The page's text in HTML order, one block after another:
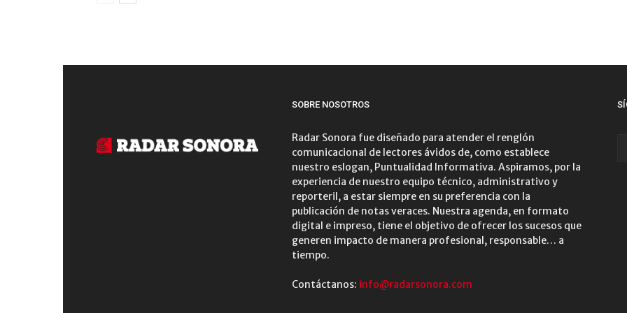
SOBRE NOSOTROS
Radar Sonora fue diseñado para atender el renglón
comunicacional de lectores ávidos de, como establece
nuestro eslogan, Puntualidad Informativa. Aspiramos, por la
experiencia de nuestro equipo técnico, administrativo y
reporteril, a estar siempre en su preferencia con la
publicación de notas veraces. Nuestra agenda, en formato
digital e impreso, tiene el objetivo de ofrecer los sucesos que
generen impacto de manera profesional, responsable… a
tiempo.
Contáctanos: info@radarsonora.com